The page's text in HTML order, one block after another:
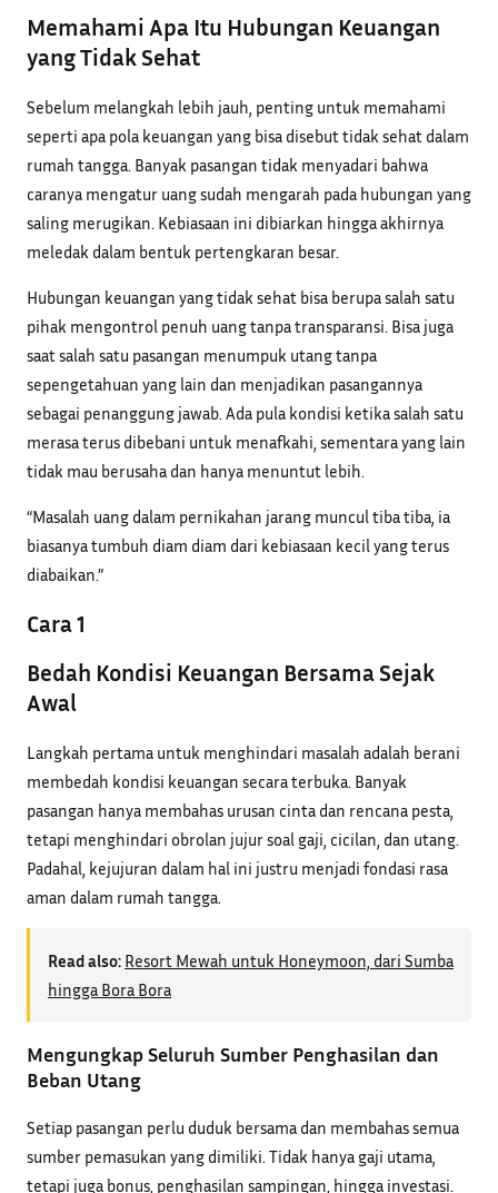
Memahami Apa Itu Hubungan Keuangan
yang Tidak Sehat
Sebelum melangkah lebih jauh, penting untuk memahami
seperti apa pola keuangan yang bisa disebut tidak sehat dalam
rumah tangga. Banyak pasangan tidak menyadari bahwa
caranya mengatur uang sudah mengarah pada hubungan yang
saling merugikan. Kebiasaan ini dibiarkan hingga akhirnya
meledak dalam bentuk pertengkaran besar.
Hubungan keuangan yang tidak sehat bisa berupa salah satu
pihak mengontrol penuh uang tanpa transparansi. Bisa juga
saat salah satu pasangan menumpuk utang tanpa
sepengetahuan yang lain dan menjadikan pasangannya
sebagai penanggung jawab. Ada pula kondisi ketika salah satu
merasa terus dibebani untuk menafkahi, sementara yang lain
tidak mau berusaha dan hanya menuntut lebih.
“Masalah uang dalam pernikahan jarang muncul tiba tiba, ia
biasanya tumbuh diam diam dari kebiasaan kecil yang terus
diabaikan.”
Cara 1
Bedah Kondisi Keuangan Bersama Sejak
Awal
Langkah pertama untuk menghindari masalah adalah berani
membedah kondisi keuangan secara terbuka. Banyak
pasangan hanya membahas urusan cinta dan rencana pesta,
tetapi menghindari obrolan jujur soal gaji, cicilan, dan utang.
Padahal, kejujuran dalam hal ini justru menjadi fondasi rasa
aman dalam rumah tangga.
Read also: Resort Mewah untuk Honeymoon, dari Sumba
hingga Bora Bora
Mengungkap Seluruh Sumber Penghasilan dan
Beban Utang
Setiap pasangan perlu duduk bersama dan membahas semua
sumber pemasukan yang dimiliki. Tidak hanya gaji utama,
tetapi juga bonus, penghasilan sampingan, hingga investasi.